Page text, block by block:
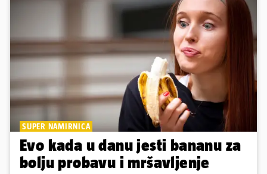
SUPER NAMIRNICA
Evo kada u danu jesti bananu za
bolju probavu i mršavljenje